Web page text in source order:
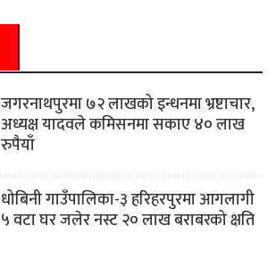
जगरनाथपुरमा ७२ लाखको इन्धनमा भ्रष्टाचार,
अध्यक्ष यादवले कमिसनमा सकाए ४० लाख
रुपैयाँ
धोबिनी गाउँपालिका-३ हरिहरपुरमा आगलागी
५ वटा घर जलेर नस्ट २० लाख बराबरको क्षति